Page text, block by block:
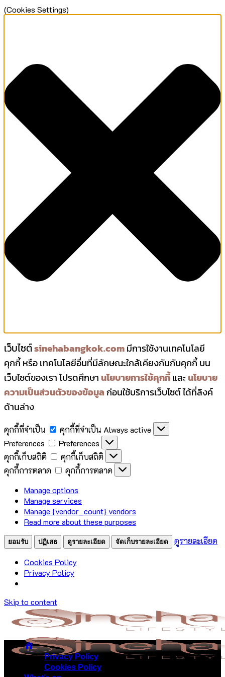
(Cookies Settings)
เว็บไซต์sinehabangkok.comมีการใช้งานเทคโนโลยี
คุกกี้ หรือ เทคโนโลยีอื่นที่มีลักษณะใกล้เคียงกันกับคุกกี้ บน
เว็บไซต์ของเรา โปรดศึกษานโยบายการใช้คุกกี้และนโยบาย
ความเป็นส่วนตัวของข้อมูลก่อนใช้บริการเว็บไซต์ ได้ที่ลิงค์
ด้านล่าง
คุกกี้ที่จำเป็น คุกกี้ที่จำเป็น Always active
Preferences
Preferences
คุกกี้เก็บสถิติ
คุกกี้เก็บสถิติ
คุกกี้การตลาด
คุกกี้การตลาด
Manage options
Manage services
Manage {vendor_count} vendors
Read more about these purposes
ยอมรับ ปฏิเสธ ดูรายละเอียด จัดเก็บรายละเอียด
ดูรายละเอียด
Cookies Policy
Privacy Policy
Skip to content
Privacy Policy
Cookies Policy